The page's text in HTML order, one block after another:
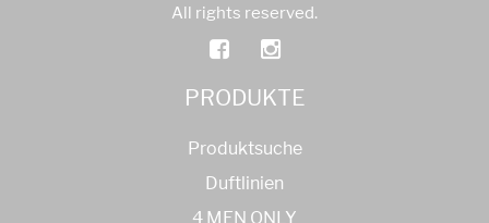
All rights reserved.
PRODUKTE
Produktsuche
Duftlinien
4 MEN ONLY